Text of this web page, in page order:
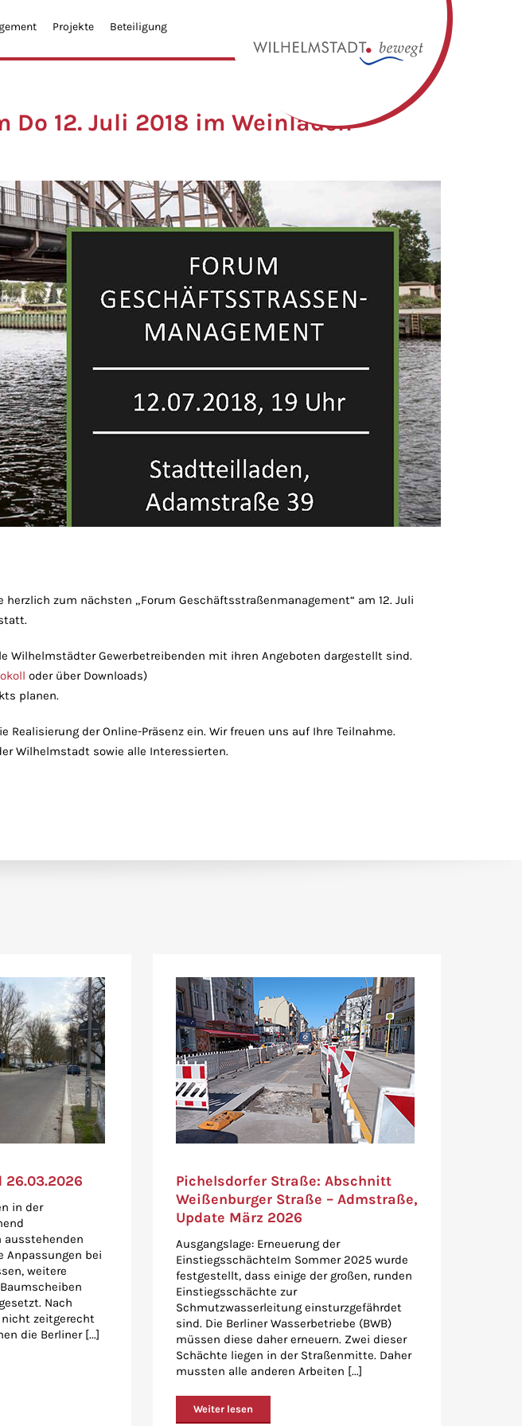
Projekte Beteiligung
12. Juli 2018 im Weinladen
zum nächsten „Forum Geschäftsstraßenmanagement“ am 12. Juli
Wilhelmstädter Gewerbetreibenden mit ihren Angeboten dargestellt sind.
oder über Downloads)
planen.
der Online-Präsenz ein. Wir freuen uns auf Ihre Teilnahme.
Wilhelmstadt sowie alle Interessierten.
26.03.2026
in der
ausstehenden
Anpassungen bei
weitere
Nach
nicht zeitgerecht
die Berliner [...]
Pichelsdorfer Straße: Abschnitt
Weißenburger Straße – Admstraße,
Update März 2026
Ausgangslage: Erneuerung der
EinstiegsschächteIm Sommer 2025 wurde
festgestellt, dass einige der großen, runden
Einstiegsschächte zur
Schmutzwasserleitung einsturzgefährdet
sind. Die Berliner Wasserbetriebe (BWB)
müssen diese daher erneuern. Zwei dieser
Schächte liegen in der Straßenmitte. Daher
mussten alle anderen Arbeiten [...]
Weiter lesen